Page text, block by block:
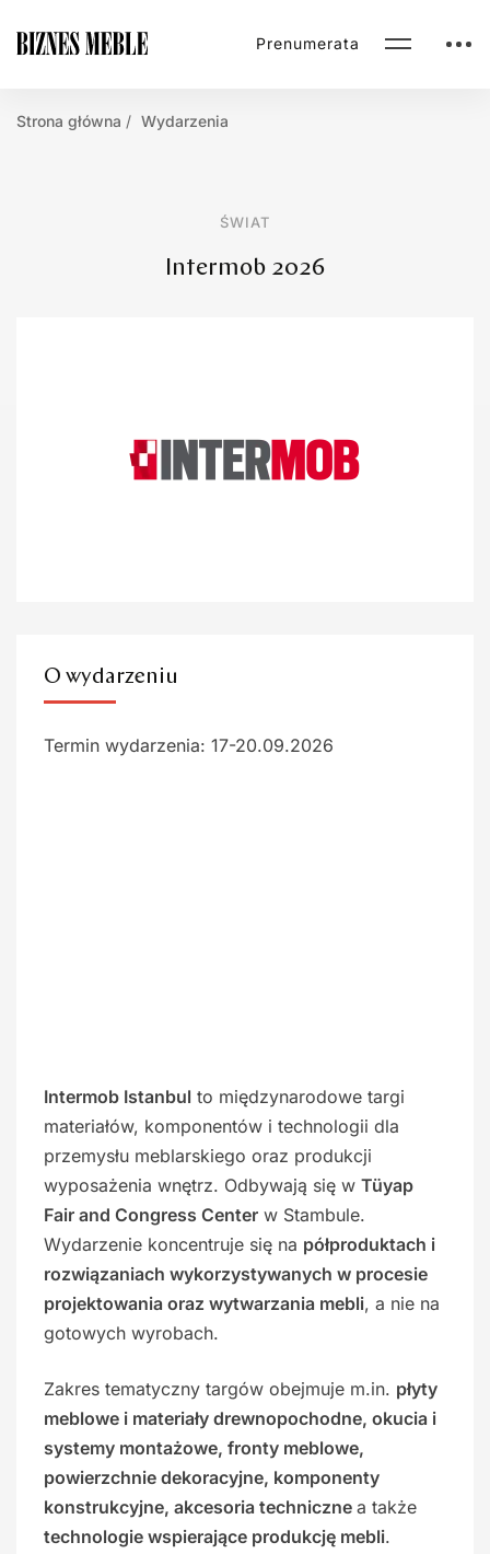
Prenumerata
Strona główna Wydarzenia
ŚWIAT
Intermob 2026
O wydarzeniu
Termin wydarzenia: 17-20.09.2026
Intermob Istanbul to międzynarodowe targi
materiałów, komponentów i technologii dla
przemysłu meblarskiego oraz produkcji
wyposażenia wnętrz. Odbywają się w Tüyap
Fair and Congress Center w Stambule.
Wydarzenie koncentruje się na półproduktach i
rozwiązaniach wykorzystywanych w procesie
projektowania oraz wytwarzania mebli, a nie na
gotowych wyrobach.
Zakres tematyczny targów obejmuje m.in. płyty
meblowe i materiały drewnopochodne, okucia i
systemy montażowe, fronty meblowe,
powierzchnie dekoracyjne, komponenty
konstrukcyjne, akcesoria techniczne a także
technologie wspierające produkcję mebli.